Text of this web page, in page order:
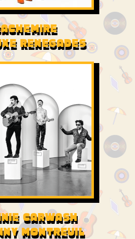
RENEGADES
CARWASH
MONTREUIL